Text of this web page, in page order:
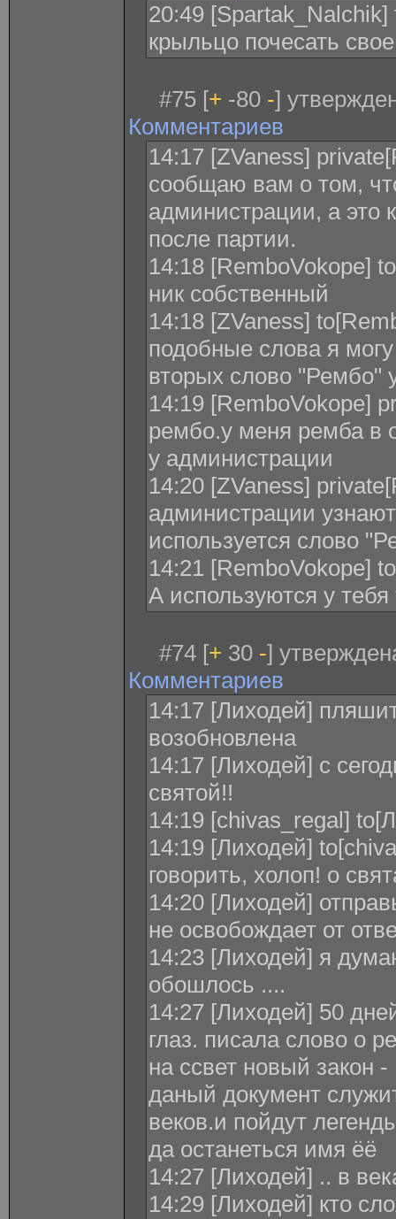
20:49
крыльцо почесать
#75 [+ -80 -]
Комментариев
14:17 [ZVaness]
сообщаю вам о том,
администрации, а это
после партии.
14:18 [RemboVokope]
ник собственный
14:18 [ZVaness]
подобные слова я могу
вторых слово "Рембо"
14:19 [RemboVokope]
рембо.у меня ремба в
у администрации
14:20 [ZVaness]
администрации
используется слово
14:21 [RemboVokope]
А используются у тебя
#74 [+ 30 -]
Комментариев
14:17 [Лиходей]
возобновлена
14:17 [Лиходей] с
святой!!
14:19 [chivas_regal]
14:19 [Лиходей]
говорить, холоп! о
14:20 [Лиходей]
не освобождает от
14:23 [Лиходей] я
обошлось ....
14:27 [Лиходей] 50
глаз. писала слово о
на ссвет новый
даный документ
веков.и пойдут
да останеться имя ёё
14:27 [Лиходей] .. в
14:29 [Лиходей] кто